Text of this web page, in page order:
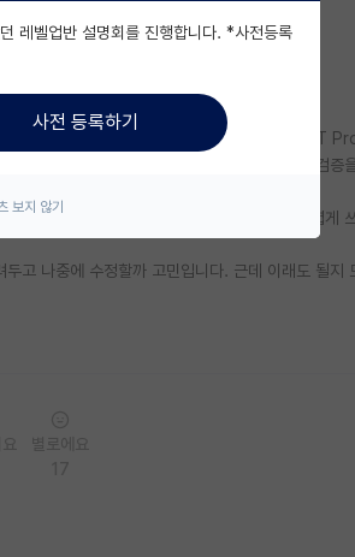
성질을 만족하면 좋겠다" 해서 그걸 증명을 GPT
지 정도의 논문이 나왔는데 이제는 아무리 검증
부족한 점도 큰 것 같고 얘가 글을 미친듯이 어렵게
고 나중에 수정할까 고민입니다. 근데 이래도 될지
레벨업반 설명회를 진행합니다. *사전등록
사전 등록하기
보지 않기